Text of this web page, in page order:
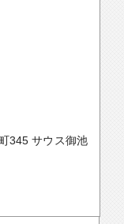
345 サウス御池